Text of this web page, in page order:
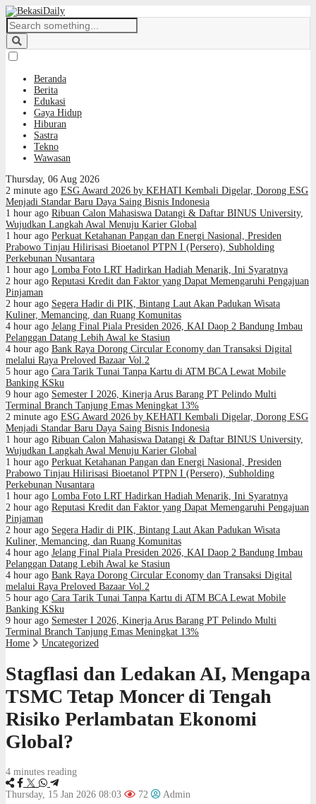
Beranda
Berita
Edukasi
Gaya Hidup
Hiburan
Sastra
Tekno
Wawasan
Thursday, 06 Aug 2026
2 minute ago ESG Award 2026 by KEHATI Kembali Digelar, Dorong ESG
Menjadi Standar Baru Daya Saing Bisnis Indonesia
1 hour ago Ribuan Calon Mahasiswa Datangi & Daftar BINUS University,
Wujudkan Langkah Awal Menuju Karier Global
1 hour ago Perkuat Ketahanan Pangan dan Energi Nasional, Presiden
Prabowo Tinjau Hilirisasi Bioetanol PTPN I (Persero), Subholding
Perkebunan Nusantara
1 hour ago Lomba Foto LRT Hadirkan Hadiah Menarik, Ini Syaratnya
2 hour ago Reputasi Kredit dan Faktor yang Dapat Memengaruhi Pengajuan
Pinjaman
2 hour ago Segera Hadir di PIK, Bintang Laut Akan Padukan Wisata
Kuliner, Memancing, dan Ruang Komunitas
4 hour ago Jelang Final Piala Presiden 2026, KAI Daop 2 Bandung Imbau
Pelanggan Datang Lebih Awal ke Stasiun
4 hour ago Bank Raya Dorong Circular Economy dan Transaksi Digital
melalui Raya Preloved Bazaar Vol.2
5 hour ago Cara Tarik Tunai Tanpa Kartu di ATM BCA Lewat Mobile
Banking KSku
9 hour ago Semester I 2026, Kinerja Arus Barang PT Pelindo Multi
Terminal Branch Tanjung Emas Meningkat 13%
2 minute ago ESG Award 2026 by KEHATI Kembali Digelar, Dorong ESG
Menjadi Standar Baru Daya Saing Bisnis Indonesia
1 hour ago Ribuan Calon Mahasiswa Datangi & Daftar BINUS University,
Wujudkan Langkah Awal Menuju Karier Global
1 hour ago Perkuat Ketahanan Pangan dan Energi Nasional, Presiden
Prabowo Tinjau Hilirisasi Bioetanol PTPN I (Persero), Subholding
Perkebunan Nusantara
1 hour ago Lomba Foto LRT Hadirkan Hadiah Menarik, Ini Syaratnya
2 hour ago Reputasi Kredit dan Faktor yang Dapat Memengaruhi Pengajuan
Pinjaman
2 hour ago Segera Hadir di PIK, Bintang Laut Akan Padukan Wisata
Kuliner, Memancing, dan Ruang Komunitas
4 hour ago Jelang Final Piala Presiden 2026, KAI Daop 2 Bandung Imbau
Pelanggan Datang Lebih Awal ke Stasiun
4 hour ago Bank Raya Dorong Circular Economy dan Transaksi Digital
melalui Raya Preloved Bazaar Vol.2
5 hour ago Cara Tarik Tunai Tanpa Kartu di ATM BCA Lewat Mobile
Banking KSku
9 hour ago Semester I 2026, Kinerja Arus Barang PT Pelindo Multi
Terminal Branch Tanjung Emas Meningkat 13%
Home
Uncategorized
Stagflasi dan Ledakan AI, Mengapa
TSMC Tetap Moncer di Tengah
Risiko Perlambatan Ekonomi
Global?
4 minutes reading
Thursday, 15 Jan 2026 08:03 72 Admin